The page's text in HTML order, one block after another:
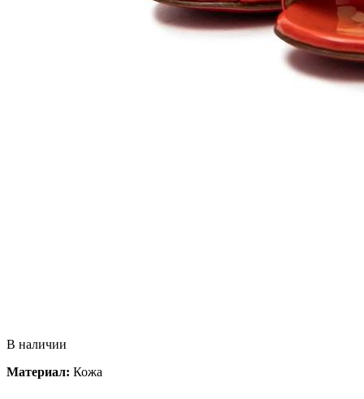
В наличии
Материал: Кожа